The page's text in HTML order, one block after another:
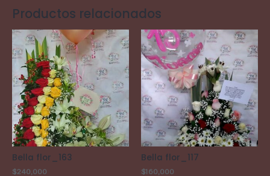
Productos relacionados
Bella flor_163
$240,000
Bella flor_117
$160,000